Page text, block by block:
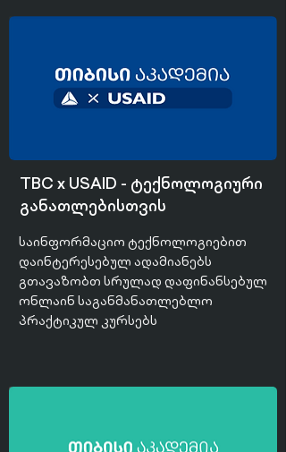
TBC x USAID - ტექნოლოგიური
განათლებისთვის
საინფორმაციო ტექნოლოგიებით
დაინტერესებულ ადამიანებს
გთავაზობთ სრულად დაფინანსებულ
ონლაინ საგანმანათლებლო
პრაქტიკულ კურსებს